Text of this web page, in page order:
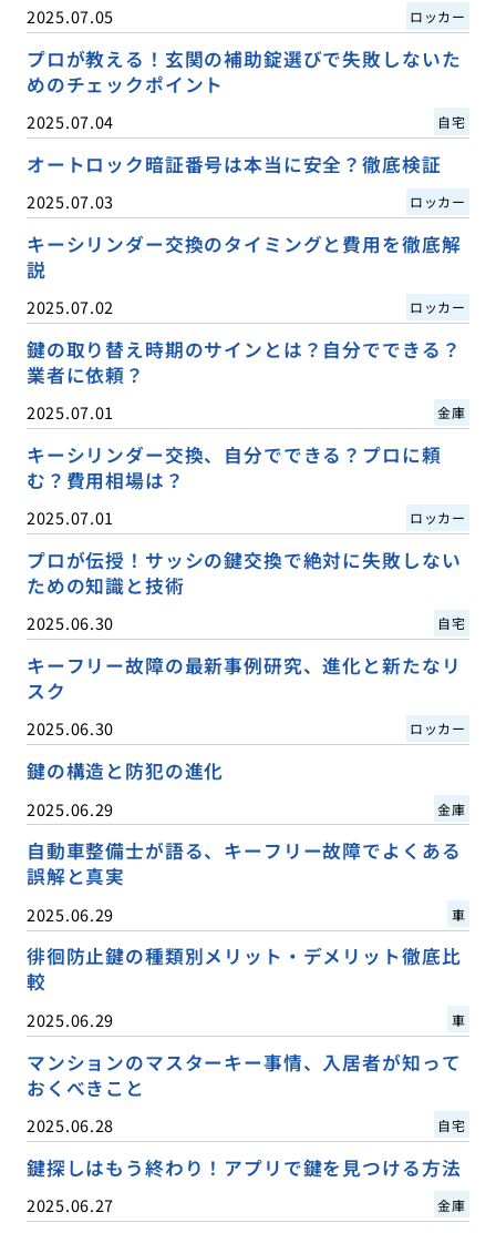
2025.07.05 ロッカー
プロが教える！玄関の補助錠選びで失敗しないた
めのチェックポイント
2025.07.04 自宅
オートロック暗証番号は本当に安全？徹底検証
2025.07.03 ロッカー
キーシリンダー交換のタイミングと費用を徹底解
説
2025.07.02 ロッカー
鍵の取り替え時期のサインとは？自分でできる？
業者に依頼？
2025.07.01 金庫
キーシリンダー交換、自分でできる？プロに頼
む？費用相場は？
2025.07.01 ロッカー
プロが伝授！サッシの鍵交換で絶対に失敗しない
ための知識と技術
2025.06.30 自宅
キーフリー故障の最新事例研究、進化と新たなリ
スク
2025.06.30 ロッカー
鍵の構造と防犯の進化
2025.06.29 金庫
自動車整備士が語る、キーフリー故障でよくある
誤解と真実
2025.06.29 車
徘徊防止鍵の種類別メリット・デメリット徹底比
較
2025.06.29 車
マンションのマスターキー事情、入居者が知って
おくべきこと
2025.06.28 自宅
鍵探しはもう終わり！アプリで鍵を見つける方法
2025.06.27 金庫